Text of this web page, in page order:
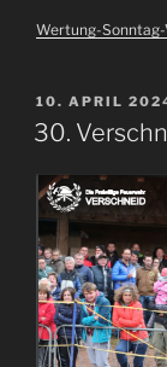
Wertung-
AM
10. APRIL
30.